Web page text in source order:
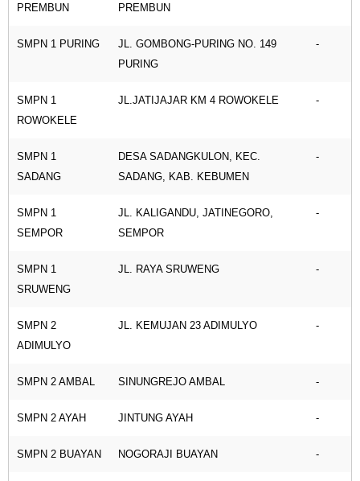
PREMBUN
PREMBUN
SMPN 1 PURING
JL. GOMBONG-PURING NO. 149
PURING
-
SMPN 1
ROWOKELE
JL.JATIJAJAR KM 4 ROWOKELE -
SMPN 1
SADANG
DESA SADANGKULON, KEC.
SADANG, KAB. KEBUMEN
-
SMPN 1
SEMPOR
JL. KALIGANDU, JATINEGORO,
SEMPOR
-
SMPN 1
SRUWENG
JL. RAYA SRUWENG -
SMPN 2
ADIMULYO
JL. KEMUJAN 23 ADIMULYO -
SMPN 2 AMBAL SINUNGREJO AMBAL -
SMPN 2 AYAH JINTUNG AYAH -
SMPN 2 BUAYAN NOGORAJI BUAYAN -